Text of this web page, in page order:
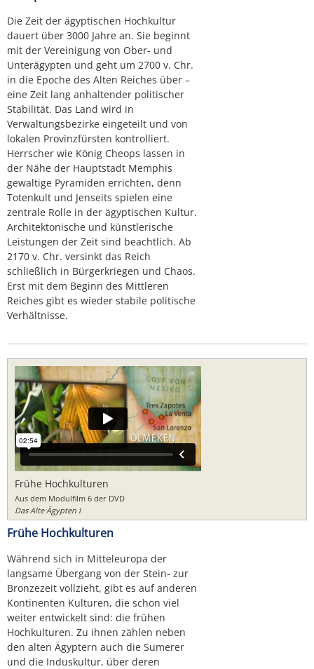
Die Zeit der ägyptischen Hochkultur
dauert über 3000 Jahre an. Sie beginnt
mit der Vereinigung von Ober- und
Unterägypten und geht um 2700 v. Chr.
in die Epoche des Alten Reiches über –
eine Zeit lang anhaltender politischer
Stabilität. Das Land wird in
Verwaltungsbezirke eingeteilt und von
lokalen Provinzfürsten kontrolliert.
Herrscher wie König Cheops lassen in
der Nähe der Hauptstadt Memphis
gewaltige Pyramiden errichten, denn
Totenkult und Jenseits spielen eine
zentrale Rolle in der ägyptischen Kultur.
Architektonische und künstlerische
Leistungen der Zeit sind beachtlich. Ab
2170 v. Chr. versinkt das Reich
schließlich in Bürgerkriegen und Chaos.
Erst mit dem Beginn des Mittleren
Reiches gibt es wieder stabile politische
Verhältnisse.
Frühe Hochkulturen
Aus dem Modulfilm 6 der DVD
Das Alte Ägypten I
Frühe Hochkulturen
Während sich in Mitteleuropa der
langsame Übergang von der Stein- zur
Bronzezeit vollzieht, gibt es auf anderen
Kontinenten Kulturen, die schon viel
weiter entwickelt sind: die frühen
Hochkulturen. Zu ihnen zählen neben
den alten Ägyptern auch die Sumerer
und die Induskultur, über deren